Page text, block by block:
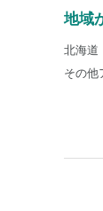
地域
北海道
その他